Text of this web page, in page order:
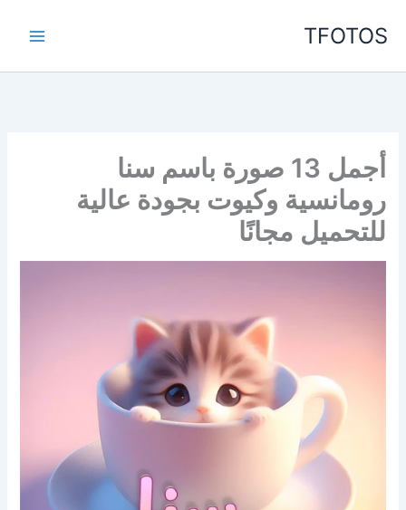
TFOTOS
أجمل 13 صورة باسم سنا
رومانسية وكيوت بجودة عالية
للتحميل مجانًا